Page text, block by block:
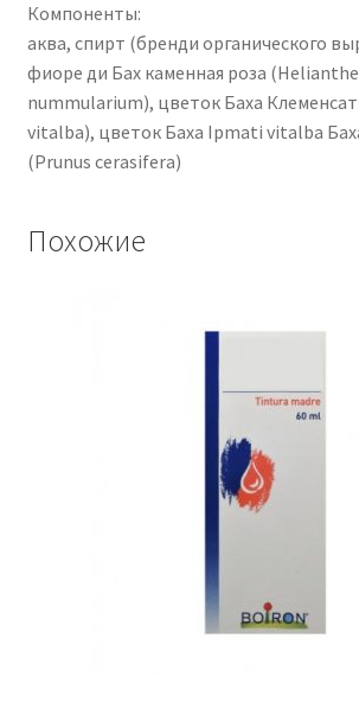
Компоненты:
аква, спирт (бренди органического
фиоре ди Бах каменная роза
nummularium), цветок Баха
vitalba), цветок Баха Ipmati vitalba
(Prunus cerasifera)
Похожие